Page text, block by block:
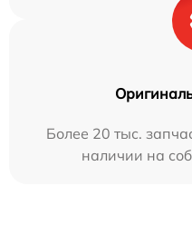
Более 20 тыс.
наличии на